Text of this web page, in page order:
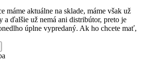
máme aktuálne na sklade, máme však už
a ďalšie už nemá ani distribútor, preto je
úplne vypredaný. Ak ho chcete mať,